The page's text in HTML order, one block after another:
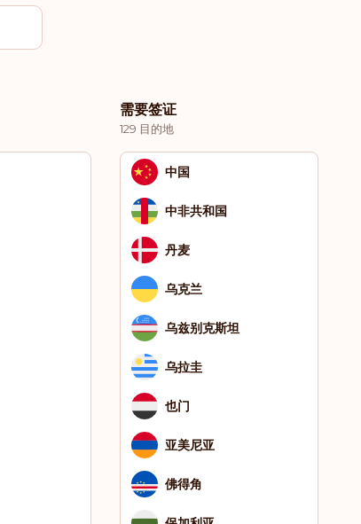
需要签证
129 目的地
中国
中非共和国
丹麦
乌克兰
乌兹别克斯坦
乌拉圭
也门
亚美尼亚
佛得角